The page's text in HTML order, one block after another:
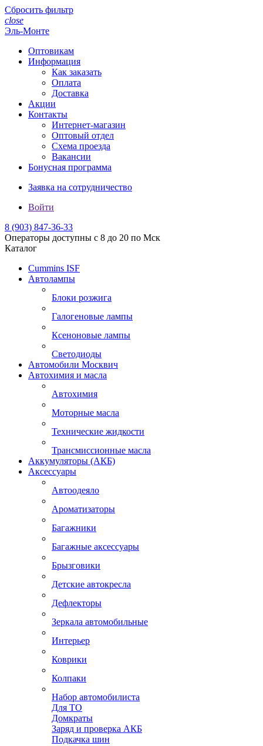
Сбросить фильтр
close
Эль-Монте
Оптовикам
Информация
Как заказать
Оплата
Доставка
Акции
Контакты
Интернет-магазин
Оптовый отдел
Схема проезда
Вакансии
Бонусная программа
Заявка на сотрудничество
Войти
8 (903) 847-36-33
Операторы доступны с 8 до 20 по Мск
Каталог
Cummins ISF
Автолампы
Блоки розжига
Галогеновые лампы
Ксеноновые лампы
Светодиоды
Автомобили Москвич
Автохимия и масла
Автохимия
Моторные масла
Технические жидкости
Трансмиссионные масла
Аккумуляторы (АКБ)
Аксессуары
Автоодеяло
Ароматизаторы
Багажники
Багажные аксессуары
Брызговики
Детские автокресла
Дефлекторы
Зеркала автомобильные
Интерьер
Коврики
Колпаки
Набор автомобилиста
Для ТО
Домкраты
Заряд и проверка АКБ
Подкачка шин